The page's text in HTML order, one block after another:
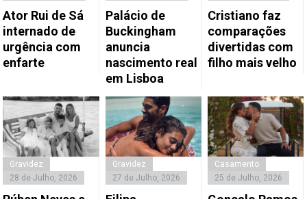
Ator Rui de Sá
internado de
urgência com
enfarte
Palácio de
Buckingham
anuncia
nascimento real
em Lisboa
Cristiano faz
comparações
divertidas com
filho mais velho
Gravidez
28 de Julho, 2026
Gravidez
27 de Julho, 2026
Casamento
25 de Julho, 2026